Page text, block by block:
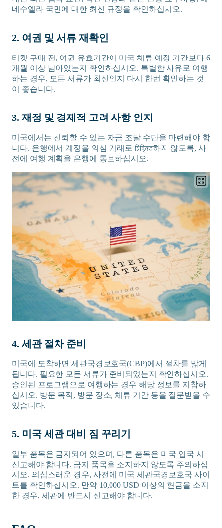
네수엘라 국민에 대한 최신 규정을 확인하십시오.
2. 여권 및 서류 재확인
티켓 구매 전, 여권 유효기간이 미국 체류 예정 기간보다 6
개월 이상 남아있는지 확인하십시오. 특별한 사유로 여행
하는 경우, 모든 서류가 최신인지 다시 한번 확인하는 것
이 좋습니다.
3. 재정 및 경제적 고려 사항 인지
미국에서는 신뢰할 수 있는 자금 조달 수단을 마련해야 합
니다. 은행에서 계정을 의심 거래로 চিহ্নিত하지 않도록, 사
전에 여행 계획을 은행에 통보하십시오.
4. 세관 절차 준비
미국에 도착하면 세관국경보호국(CBP)에서 절차를 밟게
됩니다. 필요한 모든 서류가 준비되었는지 확인하십시오.
승인된 프로그램으로 여행하는 경우 해당 정보를 지참하
십시오. 방문 목적, 방문 장소, 체류 기간 등을 질문받을 수
있습니다.
5. 미국 세관 대비 짐 꾸리기
일부 품목은 금지되어 있으며, 다른 품목은 미국 입국 시
신고해야 합니다. 금지 품목을 소지하지 않도록 주의하십
시오. 의심스러운 경우, 사전에 미국 세관국경보호국 사이
트를 확인하십시오. 만약 10,000 USD 이상의 현금을 소지
한 경우, 세관에 반드시 신고해야 합니다.